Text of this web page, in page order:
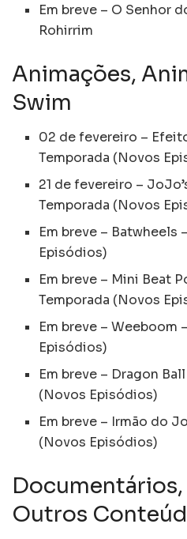
Em breve – O Senhor
Rohirrim
Animações,
Swim
02 de fevereiro –
Temporada (Novos
21 de fevereiro –
Temporada (Novos
Em breve – Batwheels
Episódios)
Em breve – Mini Beat
Temporada (Novos
Em breve – Weeboom
Episódios)
Em breve – Dragon
(Novos Episódios)
Em breve – Irmão do
(Novos Episódios)
Documentários,
Outros